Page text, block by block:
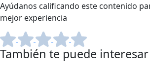
Ayúdanos calificando este contenido
mejor experiencia
También te puede interesar